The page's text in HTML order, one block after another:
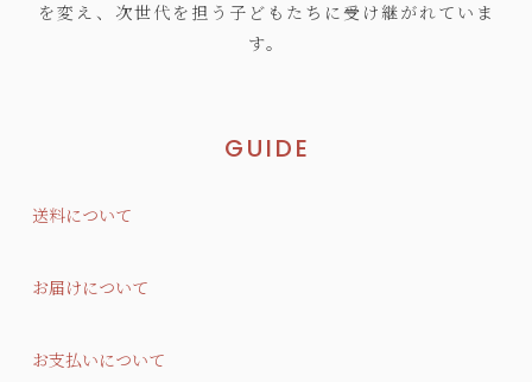
を変え、次世代を担う子どもたちに受け継がれていま
す。
GUIDE
送料について
お届けについて
お支払いについて